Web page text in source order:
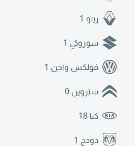
رينو 1
سوزوكي 1
فولكس واجن 1
ستروين 0
كيا 18
دودج 1